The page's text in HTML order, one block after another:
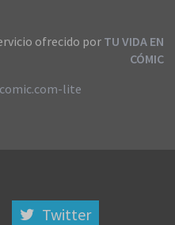
ofrecido por TU VIDA EN
CÓMIC
Twitter